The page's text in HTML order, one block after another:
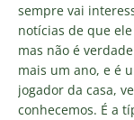
sempre vai
notícias de que
mas não é
mais um ano, e é
jogador da casa,
conhecemos. É a